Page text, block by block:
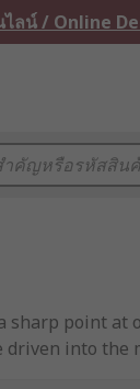
ไลน์ / Online
point at
driven into